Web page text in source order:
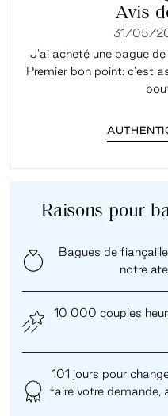
Avis
31/05/
J'ai acheté une bague
Premier bon point: c'est
Raisons pour
Bagues de
notre
10 000 couples
101 jours pour
faire votre demande,